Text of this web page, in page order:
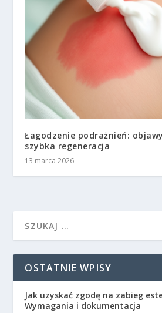
Łagodzenie podrażnień:
szybka regeneracja
13 marca 2026
OSTATNIE WPISY
Jak uzyskać zgodę na zabieg
Wymagania i dokumentacja